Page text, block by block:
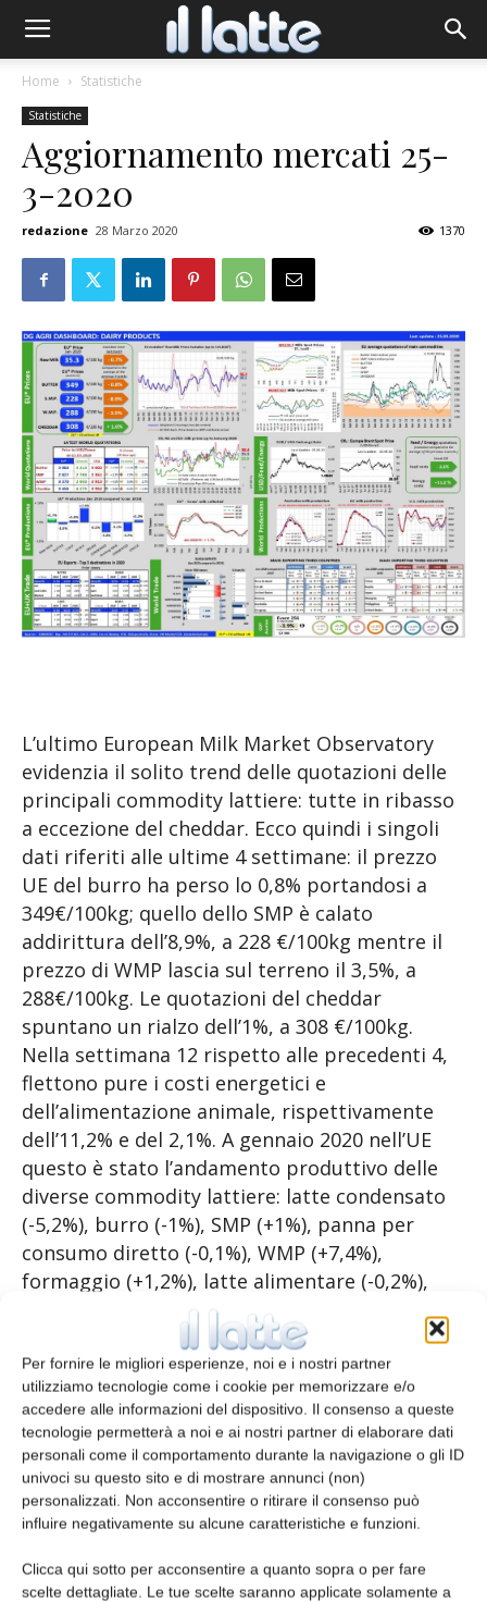
Per fornire le migliori esperienze, noi e i nostri partner
utilizziamo tecnologie come i cookie per memorizzare e/o
accedere alle informazioni del dispositivo. Il consenso a queste
tecnologie permetterà a noi e ai nostri partner di elaborare dati
personali come il comportamento durante la navigazione o gli ID
univoci su questo sito e di mostrare annunci (non)
personalizzati. Non acconsentire o ritirare il consenso può
influire negativamente su alcune caratteristiche e funzioni.
Clicca qui sotto per acconsentire a quanto sopra o per fare
scelte dettagliate. Le tue scelte saranno applicate solamente a
Home Statistiche
Statistiche
Aggiornamento mercati 25-
3-2020
redazione 28 Marzo 2020 1370
L’ultimo European Milk Market Observatory
evidenzia il solito trend delle quotazioni delle
principali commodity lattiere: tutte in ribasso
a eccezione del cheddar. Ecco quindi i singoli
dati riferiti alle ultime 4 settimane: il prezzo
UE del burro ha perso lo 0,8% portandosi a
349€/100kg; quello dello SMP è calato
addirittura dell’8,9%, a 228 €/100kg mentre il
prezzo di WMP lascia sul terreno il 3,5%, a
288€/100kg. Le quotazioni del cheddar
spuntano un rialzo dell’1%, a 308 €/100kg.
Nella settimana 12 rispetto alle precedenti 4,
flettono pure i costi energetici e
dell’alimentazione animale, rispettivamente
dell’11,2% e del 2,1%. A gennaio 2020 nell’UE
questo è stato l’andamento produttivo delle
diverse commodity lattiere: latte condensato
(-5,2%), burro (-1%), SMP (+1%), panna per
consumo diretto (-0,1%), WMP (+7,4%),
formaggio (+1,2%), latte alimentare (-0,2%),
latte fermentato (-4,7%). La raccolta
comunitaria di latte è salita dell’1,7% nel
gennaio 2020 rispetto a gennaio 2019, e valore
di 194.000 tonnellate.
TAGS dairy dashboard